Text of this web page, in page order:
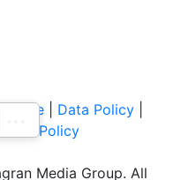
Data Policy
Policy
Media Group. All